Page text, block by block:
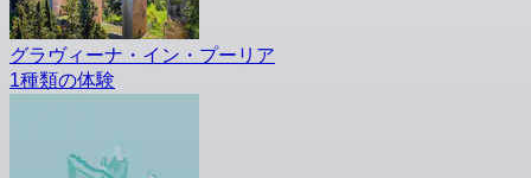
グラヴィーナ・イン・プーリア
1種類の体験